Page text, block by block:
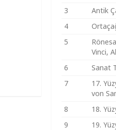
3
Antik
4
5
Vinci,
6
Sanat
7
17.
von
8
18.
9
19.